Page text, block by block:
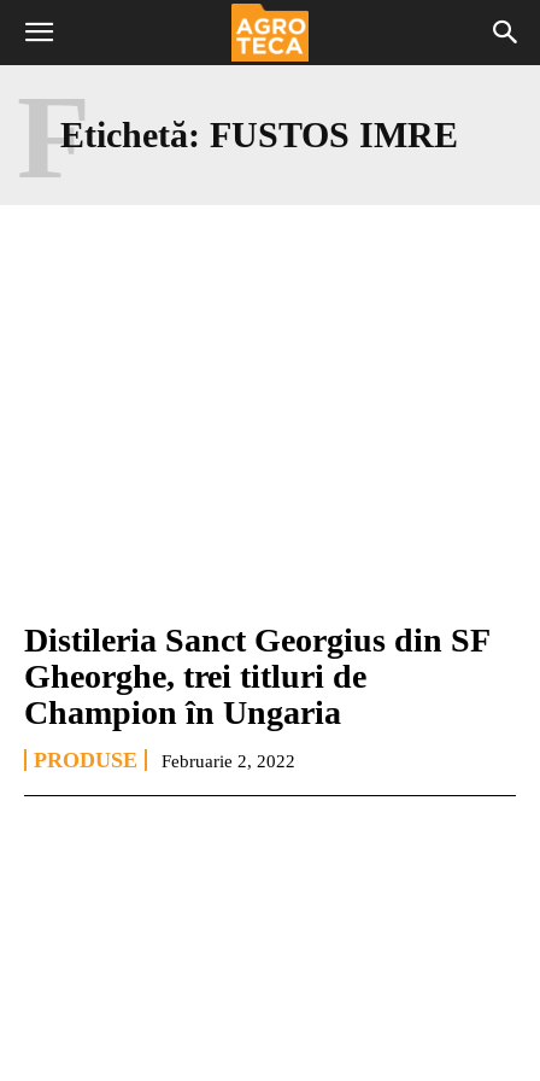
Etichetă: FUSTOS IMRE
F
Distileria Sanct Georgius din SF
Gheorghe, trei titluri de
Champion în Ungaria
PRODUSE Februarie 2, 2022